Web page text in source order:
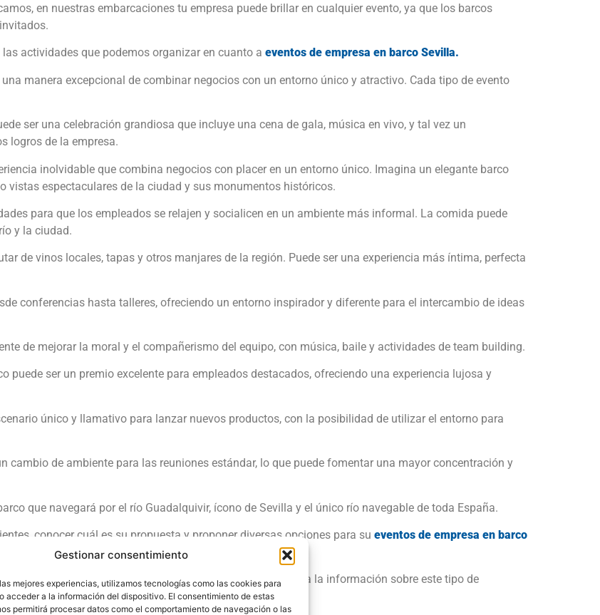
Gestionar consentimiento
mejores experiencias, utilizamos tecnologías como las cookies para
acceder a la información del dispositivo. El consentimiento de estas
permitirá procesar datos como el comportamiento de navegación o las
en nuestras embarcaciones tu empresa puede brillar en cualquier evento, ya que los barcos
actividades que podemos organizar en cuanto a eventos de empresa en barco Sevilla.
manera excepcional de combinar negocios con un entorno único y atractivo. Cada tipo de evento
ser una celebración grandiosa que incluye una cena de gala, música en vivo, y tal vez un
logros de la empresa.
inolvidable que combina negocios con placer en un entorno único. Imagina un elegante barco
vistas espectaculares de la ciudad y sus monumentos históricos.
para que los empleados se relajen y socialicen en un ambiente más informal. La comida puede
y la ciudad.
de vinos locales, tapas y otros manjares de la región. Puede ser una experiencia más íntima, perfecta
conferencias hasta talleres, ofreciendo un entorno inspirador y diferente para el intercambio de ideas
de mejorar la moral y el compañerismo del equipo, con música, baile y actividades de team building.
puede ser un premio excelente para empleados destacados, ofreciendo una experiencia lujosa y
único y llamativo para lanzar nuevos productos, con la posibilidad de utilizar el entorno para
cambio de ambiente para las reuniones estándar, lo que puede fomentar una mayor concentración y
que navegará por el río Guadalquivir, ícono de Sevilla y el único río navegable de toda España.
conocer cuál es su propuesta y proponer diversas opciones para su eventos de empresa en barco
sus invitados salgan contentos con la experiencia.
barco Sevilla comunícate con nosotros y te contaremos toda la información sobre este tipo de